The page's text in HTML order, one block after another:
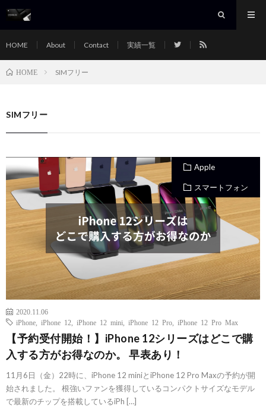
HOME About Contact 実績一覧
HOME SIMフリー
SIMフリー
Apple
スマートフォン
2020.11.06
iPhone
iPhone 12 iPhone 12 mini iPhone 12 Pro iPhone 12 Pro Max
【予約受付開始！】iPhone 12シリーズはどこで購
入する方がお得なのか。 早表あり！
11月6日（金）22時に、iPhone 12 miniとiPhone 12 Pro Maxの予約が開
始されました。 根強いファンを獲得しているコンパクトサイズなモデル
で最新のチップを搭載しているiPh […]